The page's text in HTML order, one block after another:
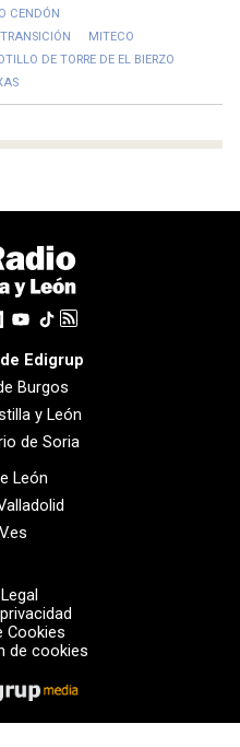
CENDÓN
MITECO
DE TORRE DE EL BIERZO
Edigrup
Burgos
y León
de Soria
León
Cookies
de cookies